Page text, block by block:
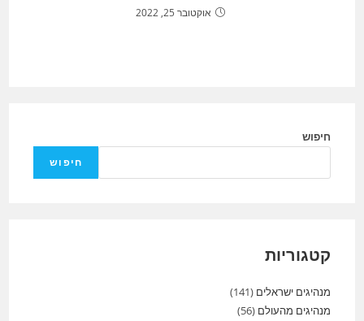
אוקטובר 25, 2022
חיפוש
חיפוש
קטגוריות
מנהיגים ישראלים (141)
מנהיגים מהעולם (56)